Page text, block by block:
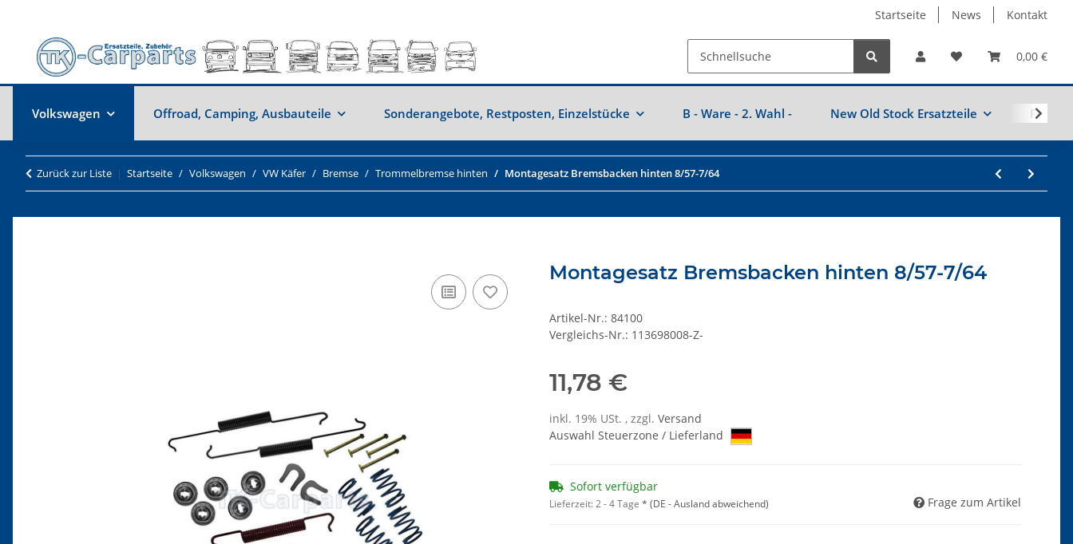
Startseite News Kontakt
0,00 €
Volkswagen Offroad, Camping, Ausbauteile Sonderangebote, Restposten, Einzelstücke B - Ware - 2. Wahl - New Old Stock Ersatzteile
Zurück zur Liste Startseite Volkswagen VW Käfer Bremse Trommelbremse hinten Montagesatz Bremsbacken hinten 8/57-7/64
Montagesatz Bremsbacken hinten 8/57-7/64
Artikel-Nr.: 84100
Vergleichs-Nr.: 113698008-Z-
11,78 €
inkl. 19% USt. , zzgl. Versand
Auswahl Steuerzone / Lieferland
Sofort verfügbar
Lieferzeit:2 - 4 Tage * (DE - Ausland abweichend) Frage zum Artikel